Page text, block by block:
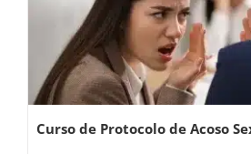
Curso de Protocolo de Acoso